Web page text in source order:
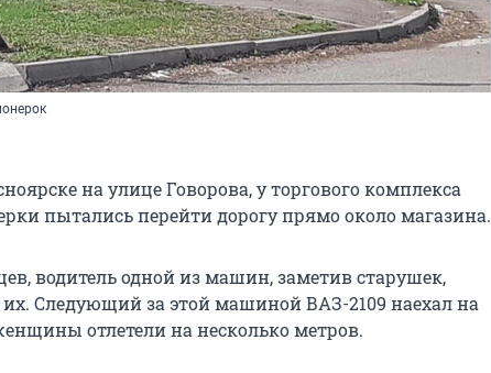
на улице Говорова, у торгового комплекса
пытались перейти дорогу прямо около магазина.
водитель одной из машин, заметив старушек,
их. Следующий за этой машиной ВАЗ-2109 наехал на
отлетели на несколько метров.